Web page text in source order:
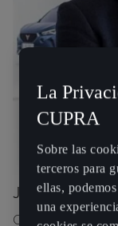
JORGE DÍEZ,
Como Chief
La
CUPRA
Sobre las
terceros para
ellas,
una